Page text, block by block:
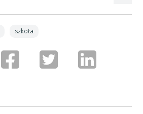
szkoła